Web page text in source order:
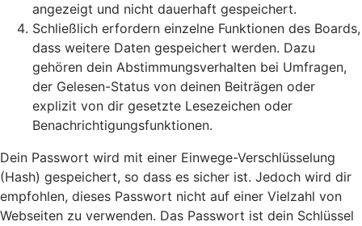
angezeigt und nicht dauerhaft gespeichert.
Schließlich erfordern einzelne Funktionen des Boards,
dass weitere Daten gespeichert werden. Dazu
gehören dein Abstimmungsverhalten bei Umfragen,
der Gelesen-Status von deinen Beiträgen oder
explizit von dir gesetzte Lesezeichen oder
Benachrichtigungsfunktionen.
Dein Passwort wird mit einer Einwege-Verschlüsselung
(Hash) gespeichert, so dass es sicher ist. Jedoch wird dir
empfohlen, dieses Passwort nicht auf einer Vielzahl von
Webseiten zu verwenden. Das Passwort ist dein Schlüssel